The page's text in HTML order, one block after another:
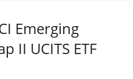
Emerging
II UCITS ETF